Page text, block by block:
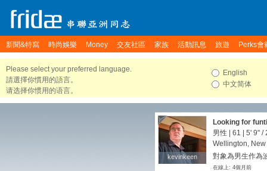
新聞&特寫 時尚娛樂 Money 交友社區 家族 活動訊息 旅遊 Perks會
Please select your preferred language.
請選擇你慣用的語言。
请选择你惯用的语言。
English
中文简体
kevinkeen
kevinkeen
Looking for
男性 | 61 | 5' 9" /
Wellington,
對象為男生作為
在線上: 4個月前